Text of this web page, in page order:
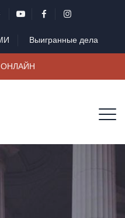
Выигранные дела
ОНЛАЙН